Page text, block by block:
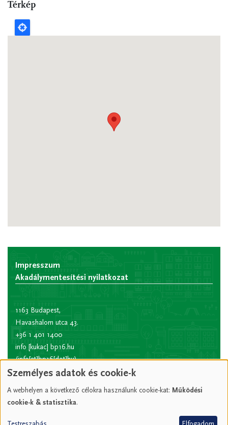
Térkép
Impresszum
Akadálymentesítési nyilatkozat
1163 Budapest,
Havashalom utca 43.
+36 1 401 1400
info [kukac] bp16.hu
(info[at]bp16[dot]hu)
Hivatali kapu rövid
Személyes adatok és cookie-k
A webhelyen a következő célokra használunk cookie-kat: Működési
cookie-k & statisztika.